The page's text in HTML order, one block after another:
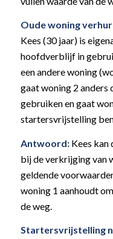
Oude woning
Kees (30 jaar) is
hoofdverblijf in
een andere woning
gaat woning 2
gebruiken en gaat
startersvrijstelling
Antwoord:Kees kan
bij de verkrijging van
geldende
woning 1 aanhoudt
de weg.
Startersvrijstelling